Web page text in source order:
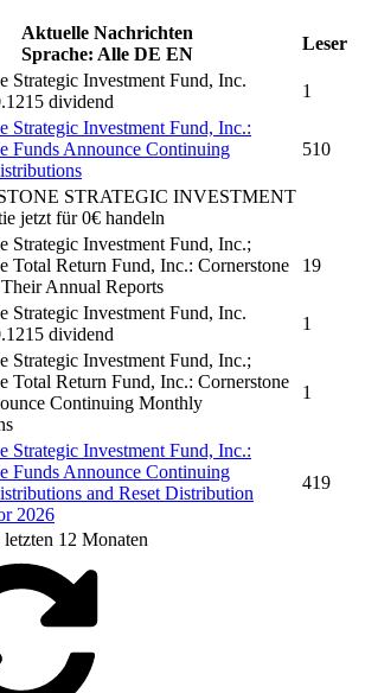
Aktuelle Nachrichten
Sprache: Alle DE EN
Leser
Strategic Investment Fund, Inc.
dividend
1
Strategic Investment Fund, Inc.:
Funds Announce Continuing
510
STRATEGIC INVESTMENT
jetzt für 0€ handeln
Strategic Investment Fund, Inc.;
Total Return Fund, Inc.: Cornerstone
Annual Reports
19
Strategic Investment Fund, Inc.
dividend
1
Strategic Investment Fund, Inc.;
Total Return Fund, Inc.: Cornerstone
Continuing Monthly
1
Strategic Investment Fund, Inc.:
Funds Announce Continuing
and Reset Distribution
2026
419
12 Monaten